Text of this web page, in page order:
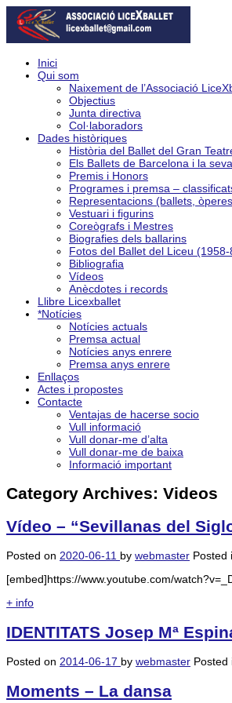
Inici
Qui som
Naixement de l’Associació
Objectius
Junta directiva
Col·laboradors
Dades històriques
Història del Ballet del Gran
Els Ballets de Barcelona i la
Premis i Honors
Programes i premsa –
Representacions (ballets,
Vestuari i figurins
Coreògrafs i Mestres
Biografies dels ballarins
Fotos del Ballet del Liceu (1958-
Bibliografia
Vídeos
Anècdotes i records
Llibre Licexballet
*Notícies
Notícies actuals
Premsa actual
Notícies anys enrere
Premsa anys enrere
Enllaços
Actes i propostes
Contacte
Ventajas de hacerse socio
Vull informació
Vull donar-me d’alta
Vull donar-me de baixa
Informació important
Category Archives: Videos
Vídeo – “Sevillanas del
Posted on 2020-06-11 by webmaster Posted
[embed]https://www.youtube.com/
+ info
IDENTITATS Josep Mª
Posted on 2014-06-17 by webmaster Posted
Moments – La dansa